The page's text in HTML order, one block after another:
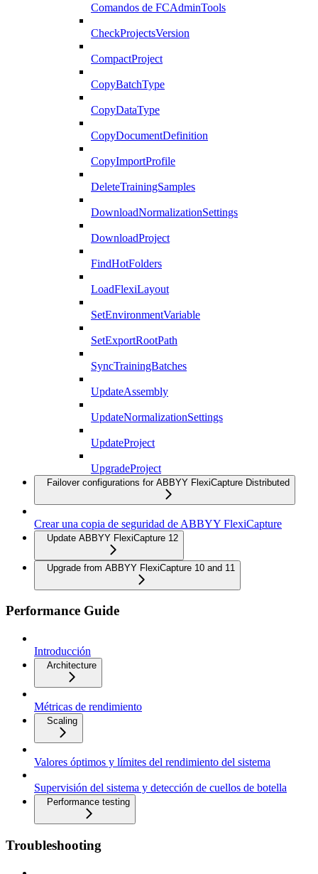
Comandos de FCAdminTools
CheckProjectsVersion
CompactProject
CopyBatchType
CopyDataType
CopyDocumentDefinition
CopyImportProfile
DeleteTrainingSamples
DownloadNormalizationSettings
DownloadProject
FindHotFolders
LoadFlexiLayout
SetEnvironmentVariable
SetExportRootPath
SyncTrainingBatches
UpdateAssembly
UpdateNormalizationSettings
UpdateProject
UpgradeProject
Failover configurations for ABBYY FlexiCapture Distributed
Crear una copia de seguridad de ABBYY FlexiCapture
Update ABBYY FlexiCapture 12
Upgrade from ABBYY FlexiCapture 10 and 11
Performance Guide
Introducción
Architecture
Métricas de rendimiento
Scaling
Valores óptimos y límites del rendimiento del sistema
Supervisión del sistema y detección de cuellos de botella
Performance testing
Troubleshooting